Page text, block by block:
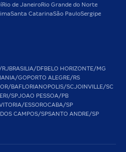
Rio de JaneiroRio Grande do Norte
Santa CatarinaSão PauloSergipe
RJBRASILIA/DFBELO HORIZONTE/MG
GOPORTO ALEGRE/RS
BAFLORIANOPOLIS/SCJOINVILLE/SC
SPJOAO PESSOA/PB
ESSOROCABA/SP
CAMPOS/SPSANTO ANDRE/SP